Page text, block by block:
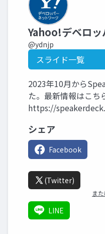
Yahoo!デベロッ
@ydnjp
スライド一覧
2023年10月から
た。最新情報はこち
https://
シェア
Facebook
(Twitter)
ま
LINE